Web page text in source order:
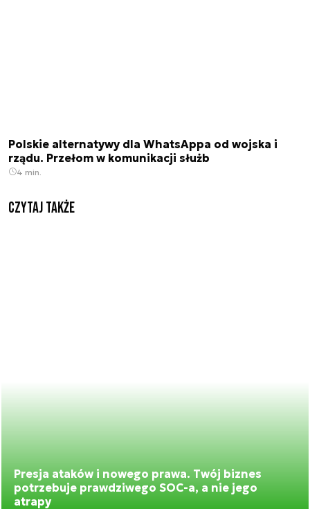
Polskie alternatywy dla WhatsAppa od wojska i
rządu. Przełom w komunikacji służb
4 min.
Czytaj także
Presja ataków i nowego prawa. Twój biznes
potrzebuje prawdziwego SOC-a, a nie jego
atrapy